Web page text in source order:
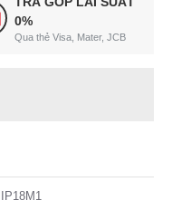
0%
Qua thẻ Visa, Mater, JCB
IP18M1